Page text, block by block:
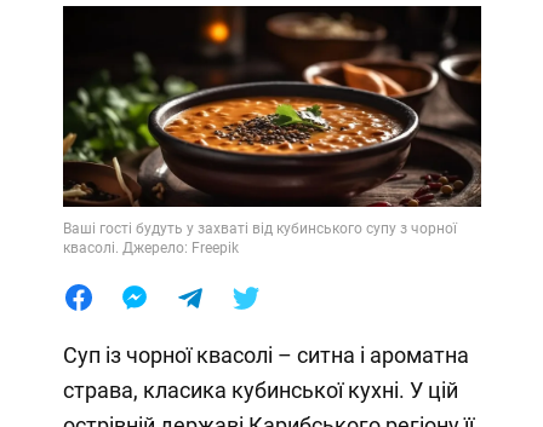
Ваші гості будуть у захваті від кубинського супу з чорної
квасолі. Джерело: Freepik
Суп із чорної квасолі – ситна і ароматна
страва, класика кубинської кухні. У цій